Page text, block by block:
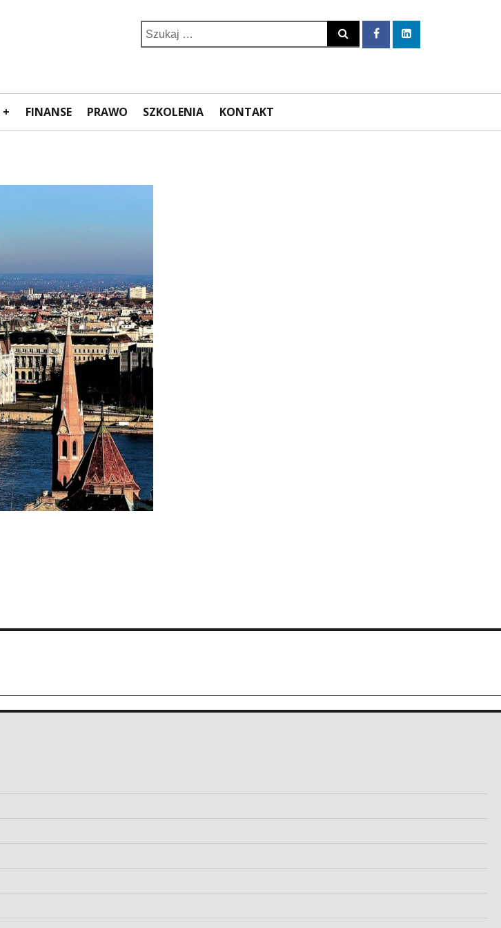
Search
for:
Szukaj
FINANSE PRAWO SZKOLENIA KONTAKT